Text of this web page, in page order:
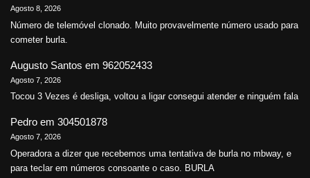
Agosto 8, 2026
Número de telemóvel clonado. Muito provavelmente número usado para
cometer burla.
Augusto Santos em 962052433
Agosto 7, 2026
Tocou 3 Vezes é desliga, voltou a ligar consegui atender e ninguém fala
Pedro em 304501878
Agosto 7, 2026
Operadora a dizer que recebemos uma tentativa de burla no mbway, e
para teclar em números consoante o caso. BURLA